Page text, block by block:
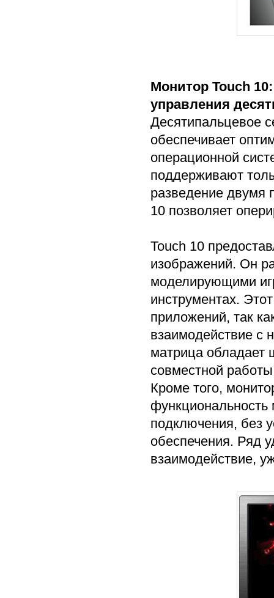
Монитор Touch
управления
Десятипальцевое
обеспечивает
операционной
поддерживают
разведение двумя
10 позволяет
Touch 10
изображений. Он
моделирующими
инструментах.
приложений, так
взаимодействие
матрица обладает
совместной
Кроме того,
функциональность
подключения, без
обеспечения. Ряд
взаимодействие,